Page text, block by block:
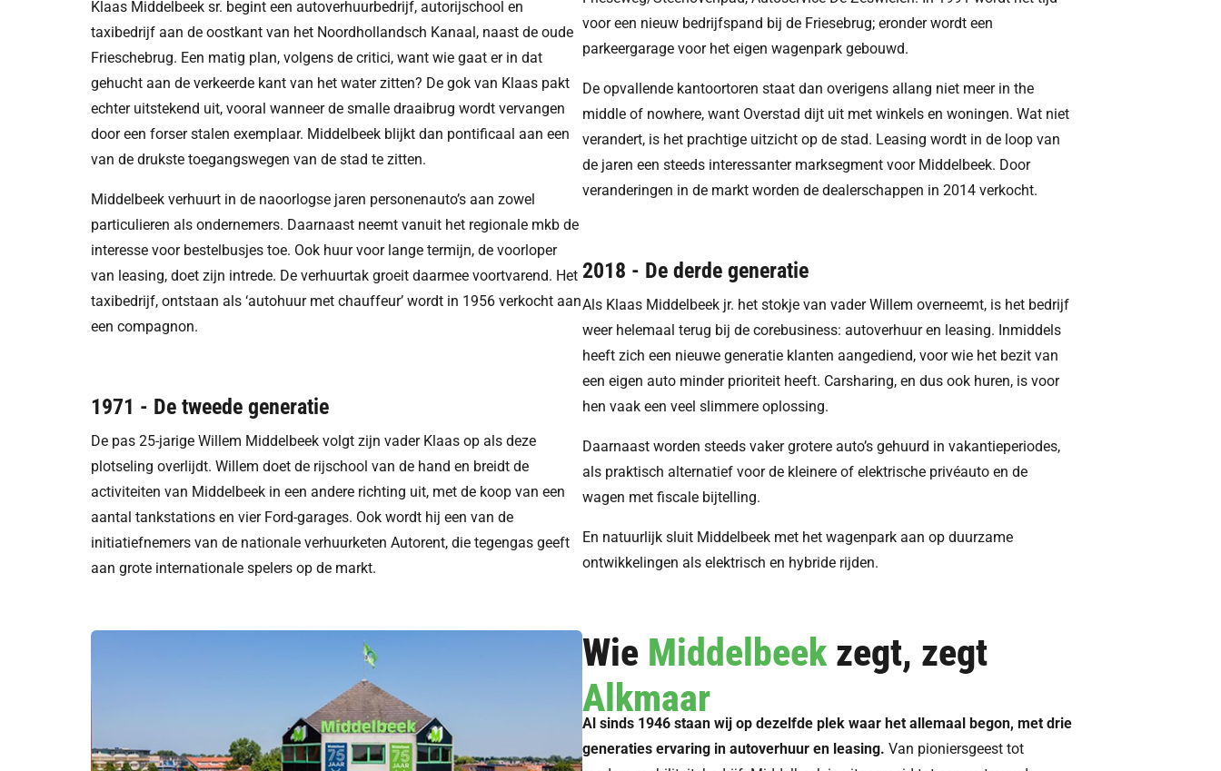
Klaas Middelbeek sr. begint een autoverhuurbedrijf, autorijschool en
taxibedrijf aan de oostkant van het Noordhollandsch Kanaal, naast de oude
Frieschebrug. Een matig plan, volgens de critici, want wie gaat er in dat
gehucht aan de verkeerde kant van het water zitten? De gok van Klaas pakt
echter uitstekend uit, vooral wanneer de smalle draaibrug wordt vervangen
door een forser stalen exemplaar. Middelbeek blijkt dan pontificaal aan een
van de drukste toegangswegen van de stad te zitten.
Middelbeek verhuurt in de naoorlogse jaren personenauto’s aan zowel
particulieren als ondernemers. Daarnaast neemt vanuit het regionale mkb de
interesse voor bestelbusjes toe. Ook huur voor lange termijn, de voorloper
van leasing, doet zijn intrede. De verhuurtak groeit daarmee voortvarend. Het
taxibedrijf, ontstaan als ‘autohuur met chauffeur’ wordt in 1956 verkocht aan
een compagnon.
1971 - De tweede generatie
De pas 25-jarige Willem Middelbeek volgt zijn vader Klaas op als deze
plotseling overlijdt. Willem doet de rijschool van de hand en breidt de
activiteiten van Middelbeek in een andere richting uit, met de koop van een
aantal tankstations en vier Ford-garages. Ook wordt hij een van de
initiatiefnemers van de nationale verhuurketen Autorent, die tegengas geeft
aan grote internationale spelers op de markt.
voor een nieuw bedrijfspand bij de Friesebrug; eronder wordt een
parkeergarage voor het eigen wagenpark gebouwd.
De opvallende kantoortoren staat dan overigens allang niet meer in the
middle of nowhere, want Overstad dijt uit met winkels en woningen. Wat niet
verandert, is het prachtige uitzicht op de stad. Leasing wordt in de loop van
de jaren een steeds interessanter marksegment voor Middelbeek. Door
veranderingen in de markt worden de dealerschappen in 2014 verkocht.
2018 - De derde generatie
Als Klaas Middelbeek jr. het stokje van vader Willem overneemt, is het bedrijf
weer helemaal terug bij de corebusiness: autoverhuur en leasing. Inmiddels
heeft zich een nieuwe generatie klanten aangediend, voor wie het bezit van
een eigen auto minder prioriteit heeft. Carsharing, en dus ook huren, is voor
hen vaak een veel slimmere oplossing.
Daarnaast worden steeds vaker grotere auto’s gehuurd in vakantieperiodes,
als praktisch alternatief voor de kleinere of elektrische privéauto en de
wagen met fiscale bijtelling.
En natuurlijk sluit Middelbeek met het wagenpark aan op duurzame
ontwikkelingen als elektrisch en hybride rijden.
Wie Middelbeek zegt, zegt
Alkmaar
Al sinds 1946 staan wij op dezelfde plek waar het allemaal begon, met drie
generaties ervaring in autoverhuur en leasing. Van pioniersgeest tot